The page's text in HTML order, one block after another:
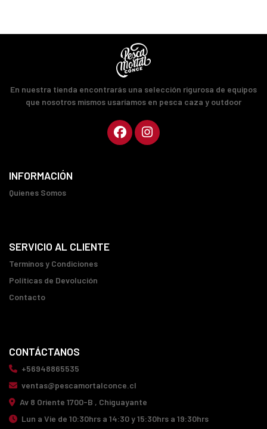
En nuestra tienda encontrarás una selección rigurosa de equipos
que nosotros mismos usaríamos en pesca caza y outdoor
INFORMACIÓN
Quienes Somos
SERVICIO AL CLIENTE
Terminos y Condiciones
Políticas de Devolución
Contacto
CONTÁCTANOS
+56948865535
ventas@pescamortalconce.cl
Av 8 Oriente 1700-B , Chiguayante
Lun a Vie de 10:30hrs a 14:30 y 15:30hrs a 19:30hrs